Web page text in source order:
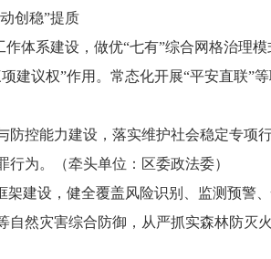
创稳”提质
系建设，做优“七有”综合网格治理
建议权”作用。常态化开展“平安直联”
能力建设，落实维护社会稳定专项
为。（牵头单位：区委政法委）
设，健全覆盖风险识别、监测预警
然灾害综合防御，从严抓实森林防灭